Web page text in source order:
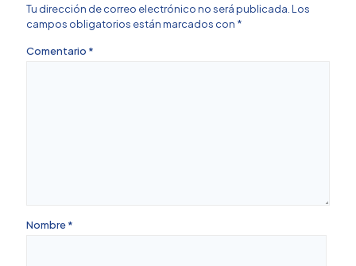
Tu dirección de correo electrónico no será publicada. Los
campos obligatorios están marcados con *
Comentario *
Nombre*